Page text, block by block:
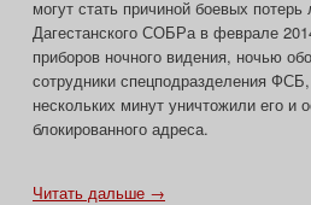
могут стать причиной боевых
Дагестанского СОБРа в феврале
приборов ночного видения, ночью
сотрудники спецподразделения
нескольких минут уничтожили его и
блокированного адреса.
Читать дальше →